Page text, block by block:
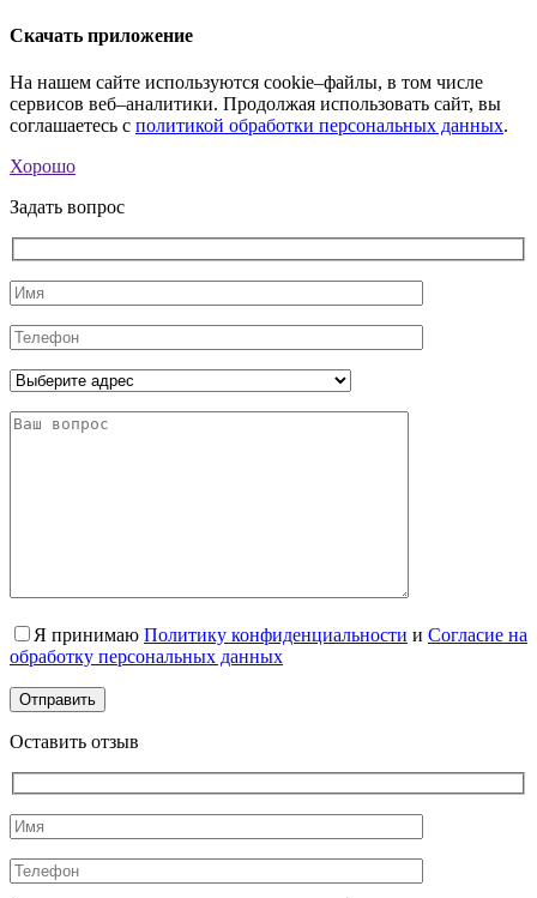
Скачать приложение
На нашем сайте используются cookie–файлы, в том числе
сервисов веб–аналитики. Продолжая использовать сайт, вы
соглашаетесь с политикой обработки персональных данных.
Хорошо
Задать вопрос
Я принимаю Политику конфиденциальности и Согласие на
обработку персональных данных
Оставить отзыв